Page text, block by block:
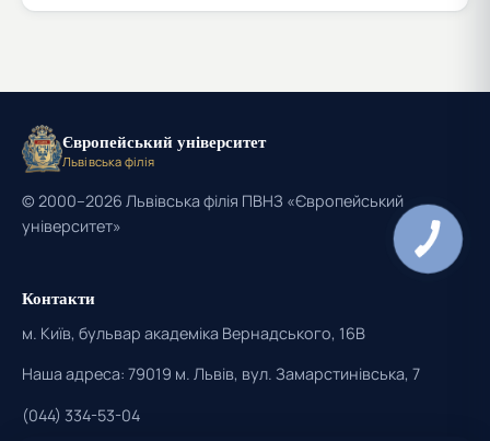
Європейський університет
Львівська філія
© 2000–2026 Львівська філія ПВНЗ «Європейський
університет»
Контакти
м. Київ, бульвар академіка Вернадського, 16В
Наша адреса: 79019 м. Львів, вул. Замарстинівська, 7
(044) 334-53-04